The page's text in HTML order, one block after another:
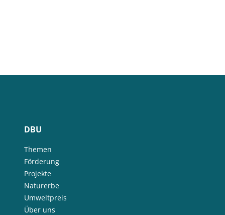
DBU
Themen
Förderung
Projekte
Naturerbe
Umweltpreis
Über uns